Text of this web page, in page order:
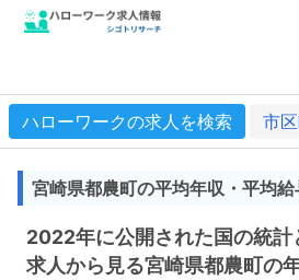
ハローワークの求人を検索 市
宮崎県都農町の平均年収・平均給
2022年に公開された国の統計
求人から見る宮崎県都農町の